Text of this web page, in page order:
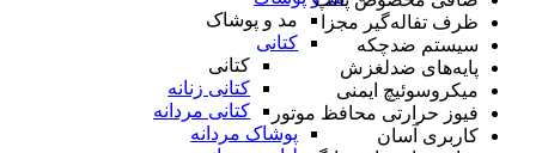
مد و پوشاک
کتانی
کتانی
کتانی زنانه
کتانی مردانه
پوشاک مردانه
ظرف تفاله‌گیر مجزا
سیستم ضدچکه
پایه‌های ضدلغزش
میکروسوئیچ ایمنی
فیوز حرارتی محافظ موتور
کاربری آسان